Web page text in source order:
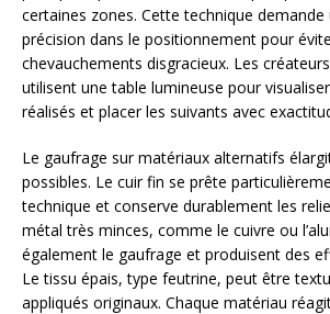
certaines zones. Cette technique demande
précision dans le positionnement pour
chevauchements disgracieux. Les
utilisent une table lumineuse pour
réalisés et placer les suivants avec
Le gaufrage sur matériaux alternatifs
possibles. Le cuir fin se prête
technique et conserve durablement les
métal très minces, comme le cuivre ou
également le gaufrage et produisent des
Le tissu épais, type feutrine, peut être
appliqués originaux. Chaque matériau